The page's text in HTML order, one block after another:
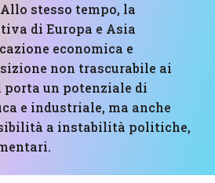
stesso tempo, la
di Europa e Asia
economica e
non trascurabile ai
un potenziale di
e industriale, ma anche
a instabilità politiche,